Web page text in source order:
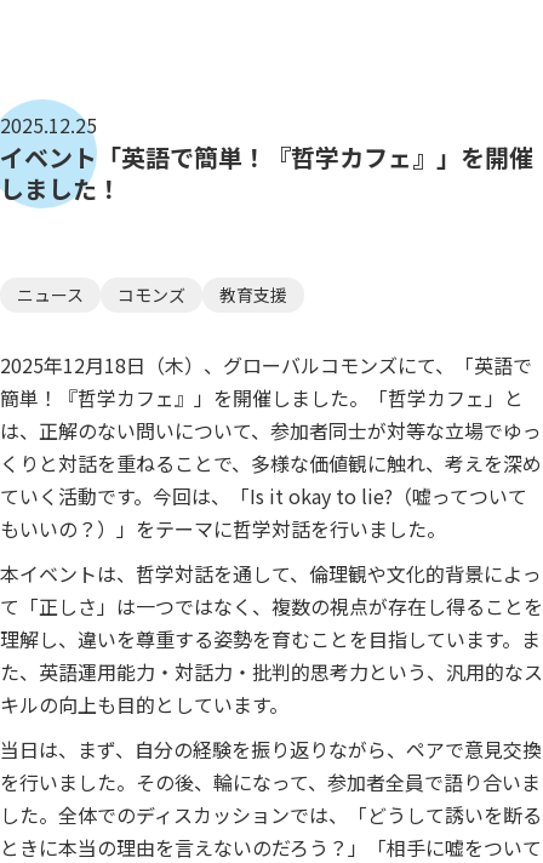
2025.12.25
イベント「英語で簡単！『哲学カフェ』」を開催
しました！
ニュース コモンズ 教育支援
2025年12月18日（木）、グローバルコモンズにて、「英語で
簡単！『哲学カフェ』」を開催しました。「哲学カフェ」と
は、正解のない問いについて、参加者同士が対等な立場でゆっ
くりと対話を重ねることで、多様な価値観に触れ、考えを深め
ていく活動です。今回は、「Is it okay to lie?（嘘ってついて
もいいの？）」をテーマに哲学対話を行いました。
本イベントは、哲学対話を通して、倫理観や文化的背景によっ
て「正しさ」は一つではなく、複数の視点が存在し得ることを
理解し、違いを尊重する姿勢を育むことを目指しています。ま
た、英語運用能力・対話力・批判的思考力という、汎用的なス
キルの向上も目的としています。
当日は、まず、自分の経験を振り返りながら、ペアで意見交換
を行いました。その後、輪になって、参加者全員で語り合いま
した。全体でのディスカッションでは、「どうして誘いを断る
ときに本当の理由を言えないのだろう？」「相手に嘘をついて